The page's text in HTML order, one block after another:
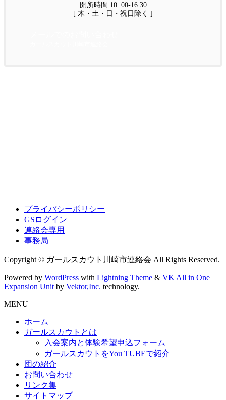
開所時間 10 :00-16:30
[ 木・土・日・祝日除く ]
プライバシーポリシー
GSログイン
連絡会専用
事務局
Copyright © ガールスカウト川崎市連絡会 All Rights Reserved.
Powered by WordPress with Lightning Theme & VK All in One
Expansion Unit by Vektor,Inc. technology.
MENU
ホーム
ガールスカウトとは
入会案内と体験希望申込フォーム
ガールスカウトをYou TUBEで紹介
団の紹介
お問い合わせ
リンク集
サイトマップ